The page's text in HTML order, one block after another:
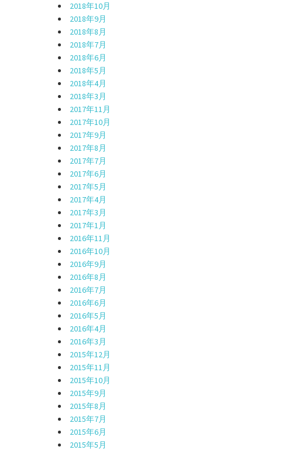
2018年10月
2018年9月
2018年8月
2018年7月
2018年6月
2018年5月
2018年4月
2018年3月
2017年11月
2017年10月
2017年9月
2017年8月
2017年7月
2017年6月
2017年5月
2017年4月
2017年3月
2017年1月
2016年11月
2016年10月
2016年9月
2016年8月
2016年7月
2016年6月
2016年5月
2016年4月
2016年3月
2015年12月
2015年11月
2015年10月
2015年9月
2015年8月
2015年7月
2015年6月
2015年5月